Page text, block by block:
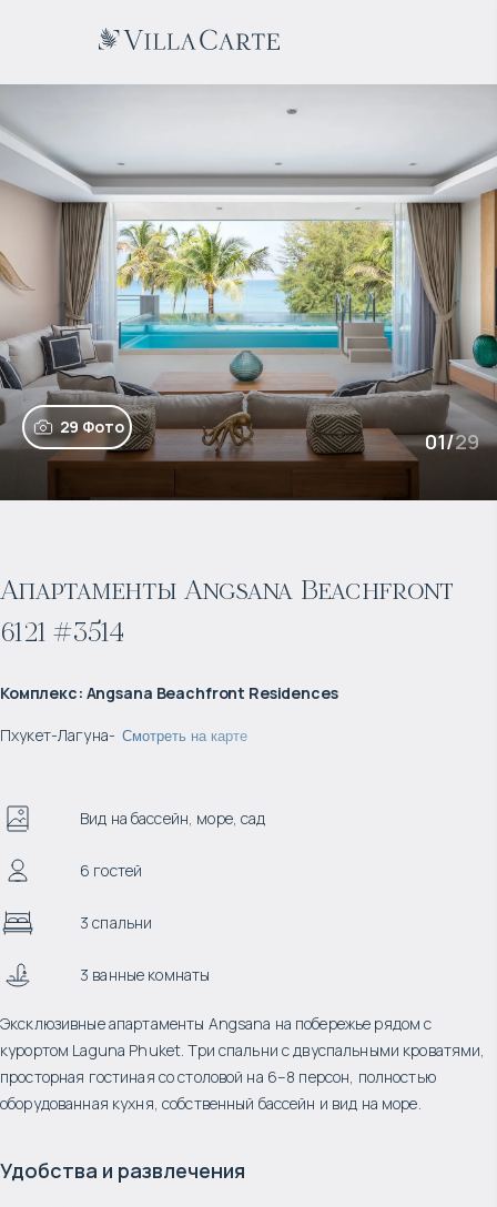
29 Фото
01/29
Апартаменты Angsana Beachfront
6121 #3514
Комплекс: Angsana Beachfront Residences
Пхукет-Лагуна- Смотреть на карте
Вид на бассейн, море, сад
6 гостей
3 спальни
3 ванные комнаты
Эксклюзивные апартаменты Angsana на побережье рядом с
курортом Laguna Phuket. Три спальни с двуспальными кроватями,
просторная гостиная со столовой на 6–8 персон, полностью
оборудованная кухня, собственный бассейн и вид на море.
Удобства и развлечения